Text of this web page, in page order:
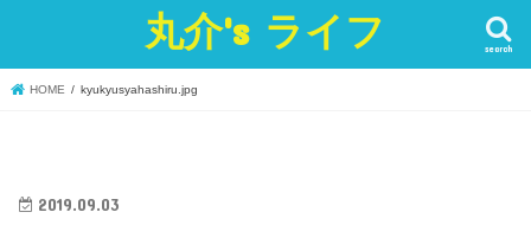
丸介's ライフ search
HOME kyukyusyahashiru.jpg
2019.09.03